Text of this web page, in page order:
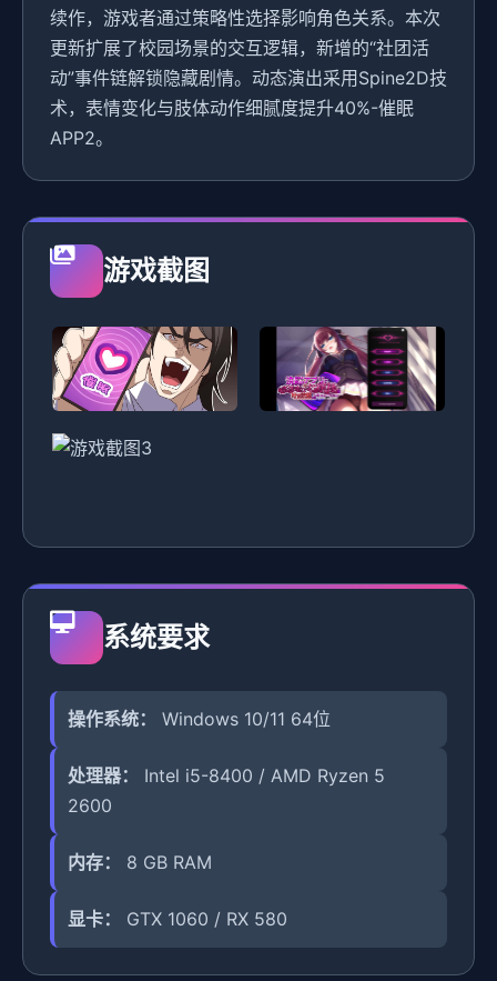
续作，游戏者通过策略性选择影响角色关系。本次
更新扩展了校园场景的交互逻辑，新增的“社团活
动”事件链解锁隐藏剧情。动态演出采用Spine2D技
术，表情变化与肢体动作细腻度提升40%-催眠
APP2。
游戏截图
系统要求
操作系统： Windows 10/11 64位
处理器：
Intel i5-8400 / AMD Ryzen 5
2600
内存： 8 GB RAM
显卡： GTX 1060 / RX 580